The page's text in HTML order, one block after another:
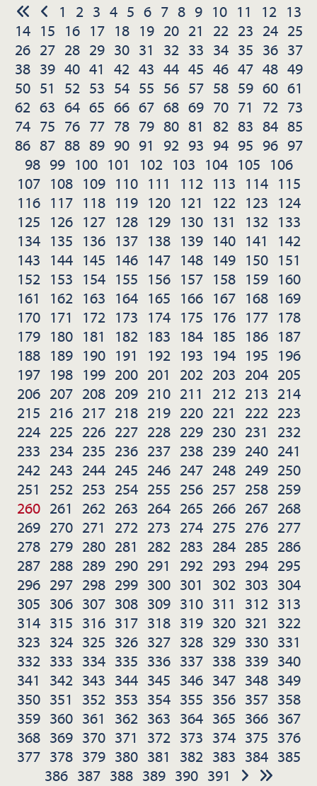
1 2 3 4 5 6 7 8 9 10 11 12 13
14 15 16 17 18 19 20 21 22 23 24 25
26 27 28 29 30 31 32 33 34 35 36 37
38 39 40 41 42 43 44 45 46 47 48 49
50 51 52 53 54 55 56 57 58 59 60 61
62 63 64 65 66 67 68 69 70 71 72 73
74 75 76 77 78 79 80 81 82 83 84 85
86 87 88 89 90 91 92 93 94 95 96 97
98 99 100 101 102 103 104 105 106
107 108 109 110 111 112 113 114 115
116 117 118 119 120 121 122 123 124
125 126 127 128 129 130 131 132 133
134 135 136 137 138 139 140 141
142
143 144 145 146 147 148 149 150 151
152 153 154 155 156 157 158 159 160
161
162 163 164 165 166 167 168 169
170 171 172 173 174 175 176 177 178
179 180 181 182 183 184 185 186 187
188 189 190 191 192 193 194 195 196
197 198 199 200 201 202 203 204 205
206 207 208 209 210 211 212 213 214
215 216 217 218 219 220 221 222 223
224 225 226 227 228 229 230 231
232
233 234 235 236 237 238 239 240 241
242 243 244 245 246 247 248 249 250
251
252 253 254 255 256 257 258 259
260 261 262 263 264 265 266 267 268
269 270 271 272 273 274 275 276 277
278 279 280 281 282 283 284 285 286
287 288 289 290 291 292 293 294 295
296 297 298 299 300 301 302 303 304
305 306 307 308 309 310 311 312 313
314 315 316 317 318 319 320 321
322
323 324 325 326 327 328 329 330 331
332 333 334 335 336 337 338 339 340
341
342 343 344 345 346 347 348 349
350 351 352 353 354 355 356 357 358
359 360 361 362 363 364 365 366 367
368 369 370 371 372 373 374 375 376
377 378 379 380 381 382 383 384 385
386 387 388 389 390 391